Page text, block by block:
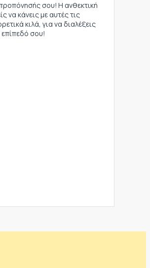
σου! Η ανθεκτική
κάνεις με αυτές τις
κιλά, για να διαλέξεις
επίπεδό σου!